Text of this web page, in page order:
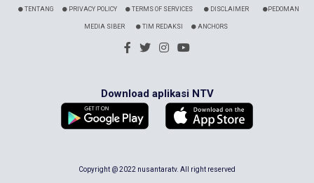
TENTANG PRIVACY POLICY TERMS OF SERVICES DISCLAIMER PEDOMAN
MEDIA SIBER TIM REDAKSI ANCHORS
Download aplikasi NTV
Copyright @ 2022 nusantaratv. All right reserved